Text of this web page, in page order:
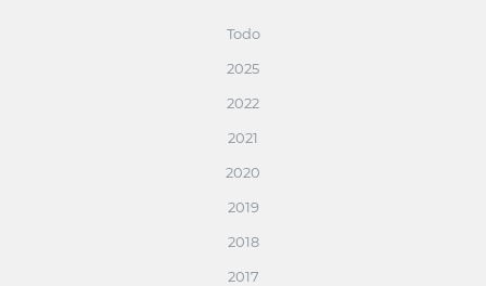
Todo
2025
2022
2021
2020
2019
2018
2017